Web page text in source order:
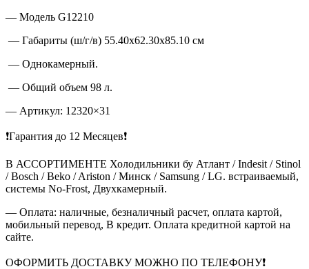
— Модель G12210
— Габариты (ш/г/в) 55.40х62.30х85.10 см
— Однокамерный.
— Общий объем 98 л.
— Артикул: 12320×31
❗Гарантия до 12 Месяцев❗
В АССОРТИМЕНТЕ Холодильники бу Атлант / Indesit / Stinol
/ Bosch / Beko / Ariston / Минск / Samsung / LG. встраиваемый,
системы No-Frost, Двухкамерный.
— Оплата: наличные, безналичный расчет, оплата картой,
мобильный перевод, В кредит. Оплата кредитной картой на
сайте.
ОФОРМИТЬ ДОСТАВКУ МОЖНО ПО ТЕЛЕФОНУ❗